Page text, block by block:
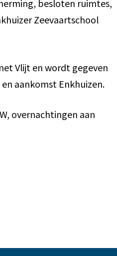
besloten ruimtes,
Zeevaartschool
Vlijt en wordt gegeven
aankomst Enkhuizen.
overnachtingen aan